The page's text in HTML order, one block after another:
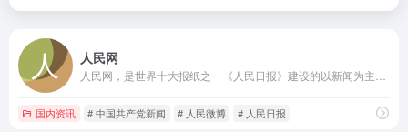
人民网
国内资讯 # 中国共产党新闻 # 人民微博 # 人民日报